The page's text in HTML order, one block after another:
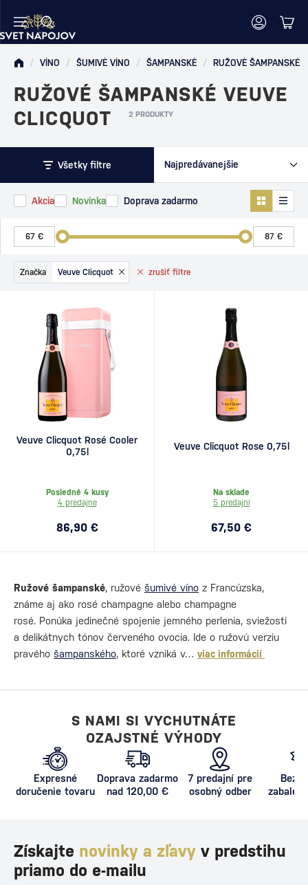
/ VÍNO / ŠUMIVÉ VÍNO / ŠAMPANSKÉ / RUŽOVÉ ŠAMPANSKÉ
RUŽOVÉ ŠAMPANSKÉ VEUVE
CLICQUOT
2 PRODUKTY
Všetky filtre
Akcia Novinka Doprava zadarmo
zrušiť filtre
Značka Veuve Clicquot
Veuve Clicquot Rosé Cooler
0,75l
Posledné 4 kusy
4 predajne
86,90 €
Veuve Clicquot Rose 0,75l
Na sklade
5 predajní
67,50 €
Ružové šampanské, ružové šumivé víno z Francúzska,
známe aj ako rosé champagne alebo champagne
rosé. Ponúka jedinečné spojenie jemného perlenia, sviežosti
a delikátnych tónov červeného ovocia. Ide o ružovú verziu
pravého šampanského, ktoré vzniká v… viac informácií
S NAMI SI VYCHUTNÁTE
OZAJSTNÉ VÝHODY
Expresné
doručenie tovaru
Doprava zadarmo
nad 120,00 €
7 predajní pre
osobný odber
Získajte novinky a zľavy v predstihu
priamo do e-mailu